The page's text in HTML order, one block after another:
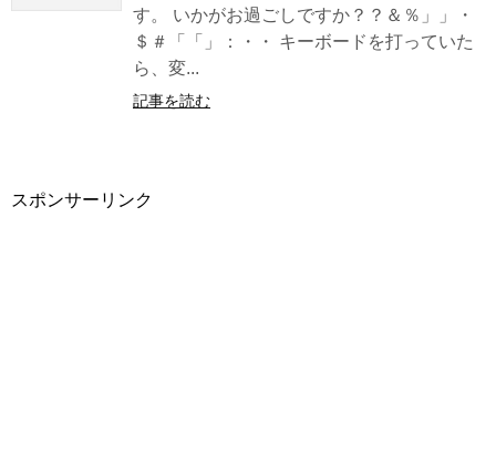
す。 いかがお過ごしですか？？＆％」」・
＄＃「「」：・・ キーボードを打っていた
ら、変...
記事を読む
スポンサーリンク